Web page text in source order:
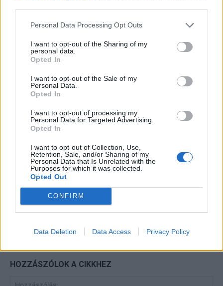
Personal Data Processing Opt Outs
I want to opt-out of the Sharing of my
personal data.
Opted In
I want to opt-out of the Sale of my
Personal Data.
Opted In
I want to opt-out of processing my
Personal Data for Targeted Advertising.
Opted In
I want to opt-out of Collection, Use,
Retention, Sale, and/or Sharing of my
Personal Data that Is Unrelated with the
Purposes for which it was collected.
Opted Out
CONFIRM
Data Deletion Data Access Privacy Policy
KAPCSOLÓDÓ CIKKEK
Minka 14. rész
Halál a Tresco-szigeten – A Josh
Clayton-ügy
HOZZÁSZÓLOK A CIKKHEZ